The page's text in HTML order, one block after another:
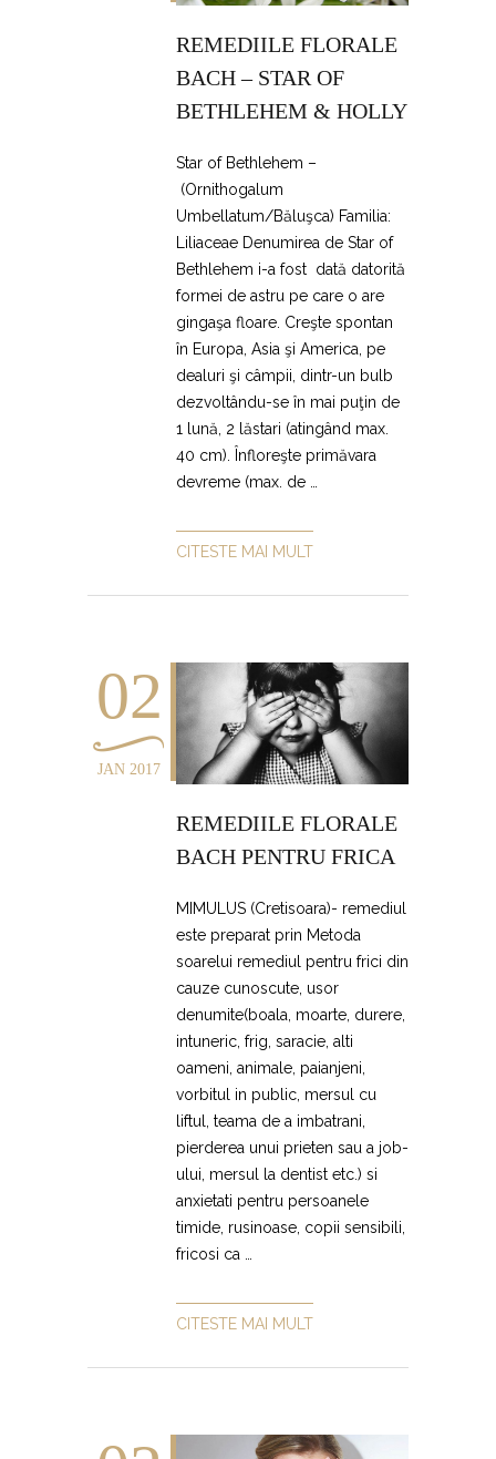
REMEDIILE FLORALE
BACH – STAR OF
BETHLEHEM & HOLLY
Star of Bethlehem –
(Ornithogalum
Umbellatum/Băluşca) Familia:
Liliaceae Denumirea de Star of
Bethlehem i-a fost dată datorită
formei de astru pe care o are
gingaşa floare. Creşte spontan
în Europa, Asia şi America, pe
dealuri şi câmpii, dintr-un bulb
dezvoltându-se în mai puţin de
1 lună, 2 lăstari (atingând max.
40 cm). Înfloreşte primăvara
devreme (max. de …
CITESTE MAI MULT
02
JAN 2017
REMEDIILE FLORALE
BACH PENTRU FRICA
MIMULUS (Cretisoara)- remediul
este preparat prin Metoda
soarelui remediul pentru frici din
cauze cunoscute, usor
denumite(boala, moarte, durere,
intuneric, frig, saracie, alti
oameni, animale, paianjeni,
vorbitul in public, mersul cu
liftul, teama de a imbatrani,
pierderea unui prieten sau a job-
ului, mersul la dentist etc.) si
anxietati pentru persoanele
timide, rusinoase, copii sensibili,
fricosi ca …
CITESTE MAI MULT